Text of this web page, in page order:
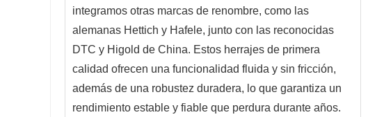
integramos otras marcas de renombre, como las
alemanas Hettich y Hafele, junto con las reconocidas
DTC y Higold de China. Estos herrajes de primera
calidad ofrecen una funcionalidad fluida y sin fricción,
además de una robustez duradera, lo que garantiza un
rendimiento estable y fiable que perdura durante años.